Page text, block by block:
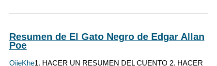
Resumen de El Gato Negro de Edgar Allan
Poe
OiieKhe1. HACER UN RESUMEN DEL CUENTO 2. HACER